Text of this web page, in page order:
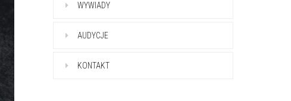
WYWIADY
AUDYCJE
KONTAKT